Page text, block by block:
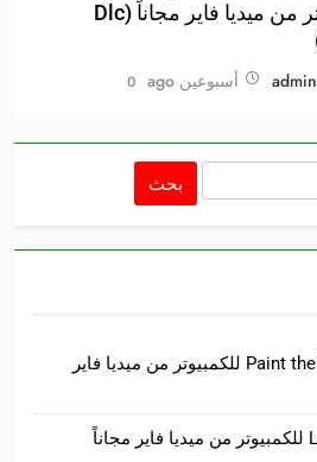
للكمبيوتر من ميديا فاير مجاناً (Dlc
admin
أسبوعين ago 0
تحميل لعبة Paint the Town Red للكمبيوتر من ميديا فاير
تحميل لعبة Last Epoch للكمبيوتر من ميديا فاير مجاناً